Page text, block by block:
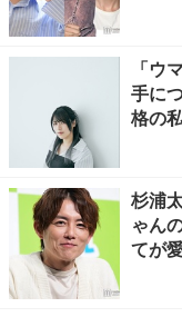
「ウ
手に
格の
杉浦
ゃん
てが